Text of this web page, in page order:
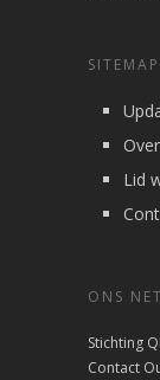
SITEMAP
Lid
ONS
Stichting
Contact